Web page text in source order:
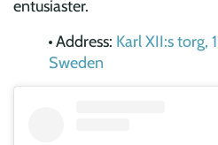
entusiaster.
Address: Karl XII:s torg,
Sweden